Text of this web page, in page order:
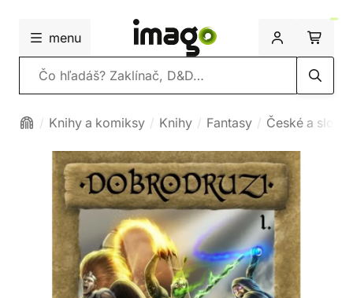
menu
Vyhľadávanie
Knihy a komiksy Knihy Fantasy České a